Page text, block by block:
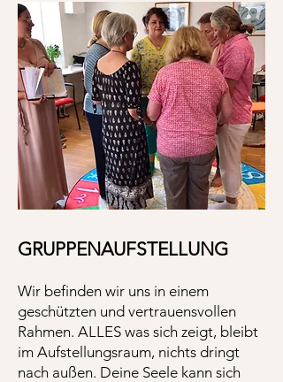
GRUPPENAUFSTELLUNG
Wir befinden wir uns in einem
geschützten und vertrauensvollen
Rahmen. ALLES was sich zeigt, bleibt
im Aufstellungsraum, nichts dringt
nach außen. Deine Seele kann sich